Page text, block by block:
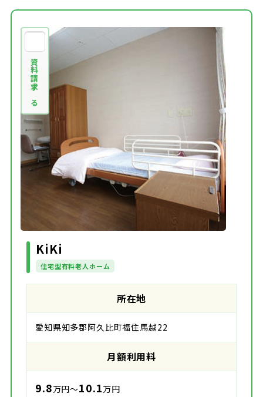
資料請求する
KiKi
住宅型有料老人ホーム
所在地
愛知県知多郡阿久比町福住馬越22
月額利用料
9.8万円～10.1万円